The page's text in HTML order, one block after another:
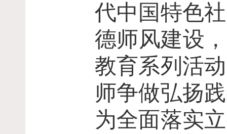
代中国特色
德师风建设
教育系列活
师争做弘扬
为全面落实